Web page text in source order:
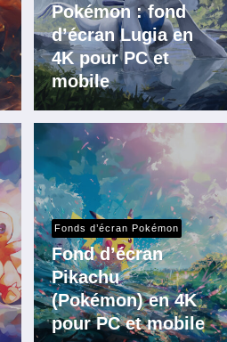
Pokémon : fond
d’écran Lugia en
4K pour PC et
mobile
Fonds d’écran Pokémon
Fond d’écran
Pikachu
(Pokémon) en 4K
pour PC et mobile